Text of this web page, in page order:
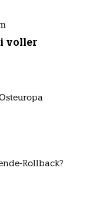
voller
Rollback?